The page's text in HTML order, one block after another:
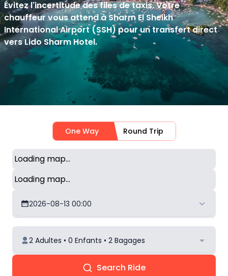
Évitez l'incertitude des files de taxis. Votre
chauffeur vous attend à Sharm El Sheikh
International Airport (SSH) pour un transfert direct
vers Lido Sharm Hotel.
One Way Round Trip
Loading map...
Loading map...
2026-08-13 00:00
2 Adultes • 0 Enfants • 2 Bagages
Search Ride